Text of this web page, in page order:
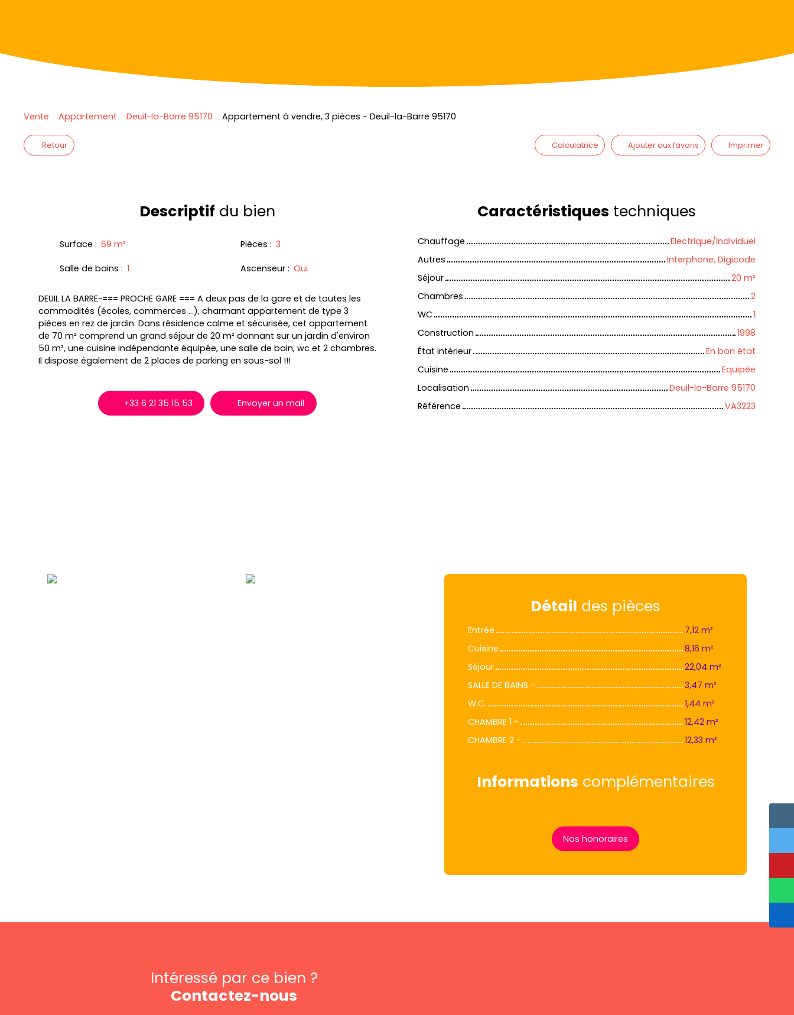
Vente Appartement Deuil-la-Barre 95170 Appartement à vendre, 3 pièces - Deuil-la-Barre 95170
Retour Calculatrice Ajouter aux favoris Imprimer
Descriptif du bien
Surface : 69 m² Pièces : 3
Salle de bains : 1 Ascenseur : Oui
DEUIL LA BARRE~=== PROCHE GARE === A deux pas de la gare et de toutes les
commodités (écoles, commerces ...), charmant appartement de type 3
pièces en rez de jardin. Dans résidence calme et sécurisée, cet appartement
de 70 m² comprend un grand séjour de 20 m² donnant sur un jardin d'environ
50 m², une cuisine indépendante équipée, une salle de bain, wc et 2 chambres.
Il dispose également de 2 places de parking en sous-sol !!!
+33 6 21 35 15 53 Envoyer un mail
Caractéristiques techniques
Chauffage
Electrique/Individuel
Autres
Interphone, Digicode
Séjour
20 m²
Chambres
2
WC
1
Construction
1998
État intérieur
En bon état
Cuisine
Equipée
Localisation
Deuil-la-Barre 95170
Référence
VA3223
Détail des pièces
Entrée
7,12 m²
Cuisine
8,16 m²
Séjour
22,04 m²
SALLE DE BAINS -
3,47 m²
W.C.
1,44 m²
CHAMBRE 1 -
12,42 m²
CHAMBRE 2 -
12,33 m²
Informations complémentaires
Nos honoraires
Intéressé par ce bien ?
Contactez-nous